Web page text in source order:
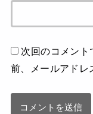
次回のコメント
前、メールアドレ